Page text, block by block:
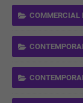
COMMERCIAL